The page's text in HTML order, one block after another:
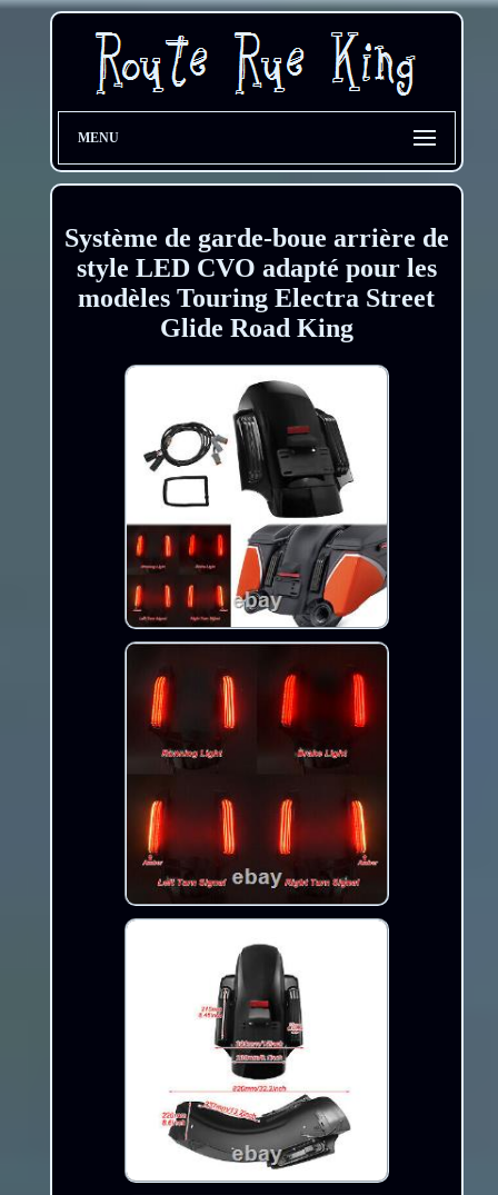
MENU
Système de garde-boue arrière de
style LED CVO adapté pour les
modèles Touring Electra Street
Glide Road King